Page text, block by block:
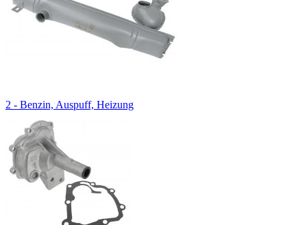
2 - Benzin, Auspuff, Heizung